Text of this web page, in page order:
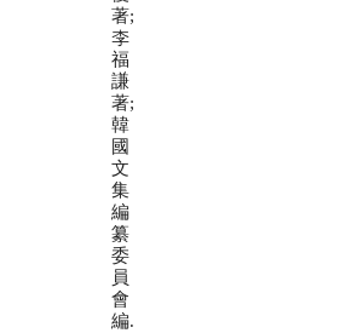
著;
李
福
謙
著;
韓
國
文
集
編
纂
委
員
會
編.